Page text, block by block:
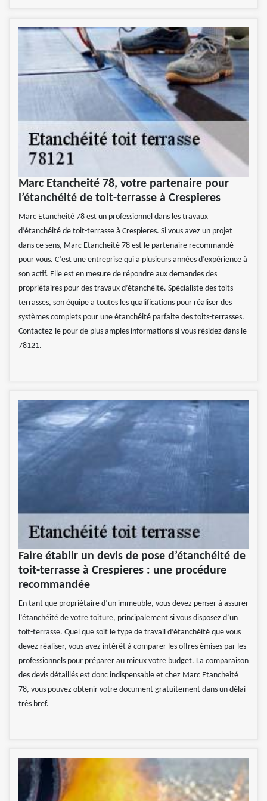
Marc Etancheité 78, votre partenaire pour
l’étanchéité de toit-terrasse à Crespieres
Marc Etancheité 78 est un professionnel dans les travaux
d’étanchéité de toit-terrasse à Crespieres. Si vous avez un projet
dans ce sens, Marc Etancheité 78 est le partenaire recommandé
pour vous. C’est une entreprise qui a plusieurs années d’expérience à
son actif. Elle est en mesure de répondre aux demandes des
propriétaires pour des travaux d’étanchéité. Spécialiste des toits-
terrasses, son équipe a toutes les qualifications pour réaliser des
systèmes complets pour une étanchéité parfaite des toits-terrasses.
Contactez-le pour de plus amples informations si vous résidez dans le
78121.
Faire établir un devis de pose d’étanchéité de
toit-terrasse à Crespieres : une procédure
recommandée
En tant que propriétaire d’un immeuble, vous devez penser à assurer
l’étanchéité de votre toiture, principalement si vous disposez d’un
toit-terrasse. Quel que soit le type de travail d’étanchéité que vous
devez réaliser, vous avez intérêt à comparer les offres émises par les
professionnels pour préparer au mieux votre budget. La comparaison
des devis détaillés est donc indispensable et chez Marc Etancheité
78, vous pouvez obtenir votre document gratuitement dans un délai
très bref.